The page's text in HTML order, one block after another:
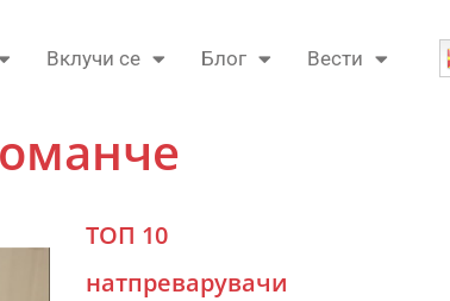
Вклучи се Блог Вести
ТОП 10
натпреварувачи